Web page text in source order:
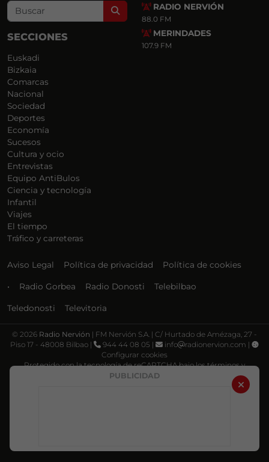
PUBLICIDAD
Search
SECCIONES
Euskadi
Bizkaia
Comarcas
Nacional
Sociedad
Deportes
Economía
Sucesos
Cultura y ocio
Entrevistas
Equipo AntiBulos
Ciencia y tecnología
Infantil
Viajes
El tiempo
Tráfico y carreteras
RADIO NERVIÓN
88.0 FM
MERINDADES
107.9 FM
Aviso Legal Política de privacidad Política de cookies
• Radio Gorbea Radio Donosti Telebilbao
Teledonosti Televitoria
© 2026 Radio Nervión | FM Nervión S.A. | C/ Hurtado de Amézaga, 27 -
Piso 17 - 48008 Bilbao |
944 44 08 05 | info
radionervion.com |
Configurar cookies
Protegido con la tecnología de reCAPTCHA bajo los términos y
Política de privacidad Términos de servicio